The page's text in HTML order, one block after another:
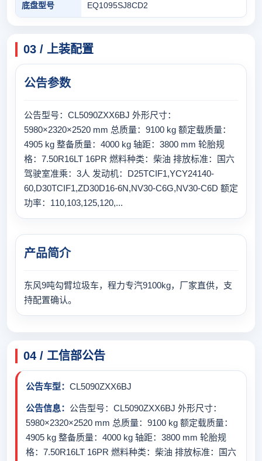
底盘型号 EQ1095SJ8CD2
03 / 上装配置
公告参数
公告型号：CL5090ZXX6BJ 外形尺寸：
5980×2320×2520 mm 总质量：9100 kg 额定载质量：
4905 kg 整备质量：4000 kg 轴距：3800 mm 轮胎规
格：7.50R16LT 16PR 燃料种类：柴油 排放标准：国六
驾驶室准乘：3人 发动机：D25TCIF1,YCY24140-
60,D30TCIF1,ZD30D16-6N,NV30-C6G,NV30-C6D 额定
功率：110,103,125,120,...
产品简介
东风9吨勾臂垃圾车，程力专汽9100kg，厂家直供，支
持配置确认。
04 / 工信部公告
公告车型： CL5090ZXX6BJ
公告信息： 公告型号：CL5090ZXX6BJ 外形尺寸：
5980×2320×2520 mm 总质量：9100 kg 额定载质量：
4905 kg 整备质量：4000 kg 轴距：3800 mm 轮胎规
格：7.50R16LT 16PR 燃料种类：柴油 排放标准：国六